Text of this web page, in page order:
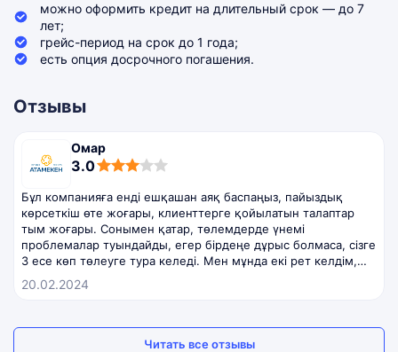
можно оформить кредит на длительный срок — до 7
лет;
грейс-период на срок до 1 года;
есть опция досрочного погашения.
Отзывы
Омар
3.0
3,0
Бұл компанияға енді ешқашан аяқ баспаңыз, пайыздық
көрсеткіш өте жоғары, клиенттерге қойылатын талаптар
тым жоғары. Сонымен қатар, төлемдерде үнемі
проблемалар туындайды, егер бірдеңе дұрыс болмаса, сізге
3 есе көп төлеуге тура келеді. Мен мұнда екі рет келдім,
бірақ үшінші рет келмеймін. Ынтымақтастық үшін рахмет,
жағымсыз дәм ұзақ сақталады!
20.02.2024
Читать все отзывы